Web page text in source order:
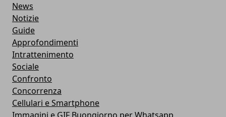
News
Notizie
Guide
Approfondimenti
Intrattenimento
Sociale
Confronto
Concorrenza
Cellulari e Smartphone